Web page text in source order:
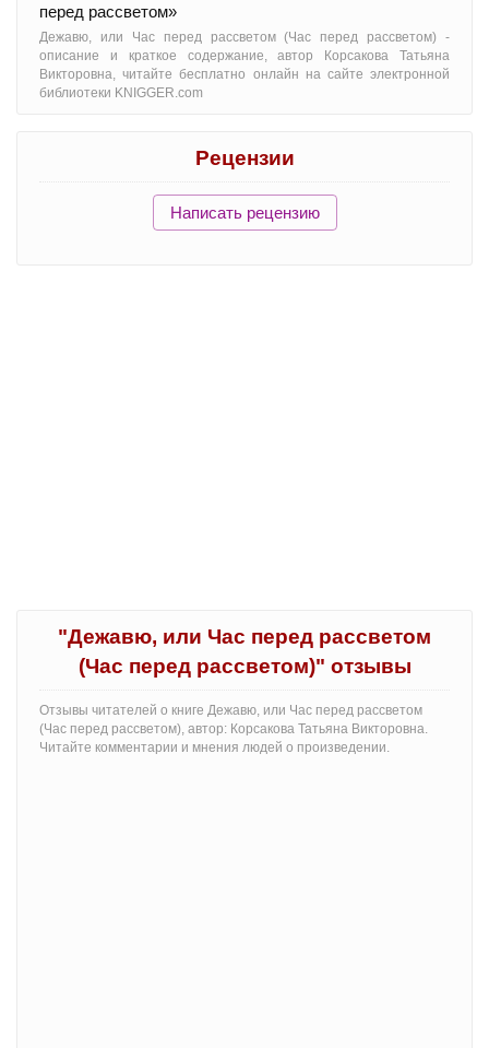
перед рассветом»
Дежавю, или Час перед рассветом (Час перед рассветом) -
oписание и краткое содержание, автор Корсакова Татьяна
Викторовна, читайте бесплатно онлайн на сайте электронной
библиотеки KNIGGER.com
Рецензии
Написать рецензию
"Дежавю, или Час перед рассветом
(Час перед рассветом)" отзывы
Отзывы читателей о книге Дежавю, или Час перед рассветом
(Час перед рассветом), автор: Корсакова Татьяна Викторовна.
Читайте комментарии и мнения людей о произведении.